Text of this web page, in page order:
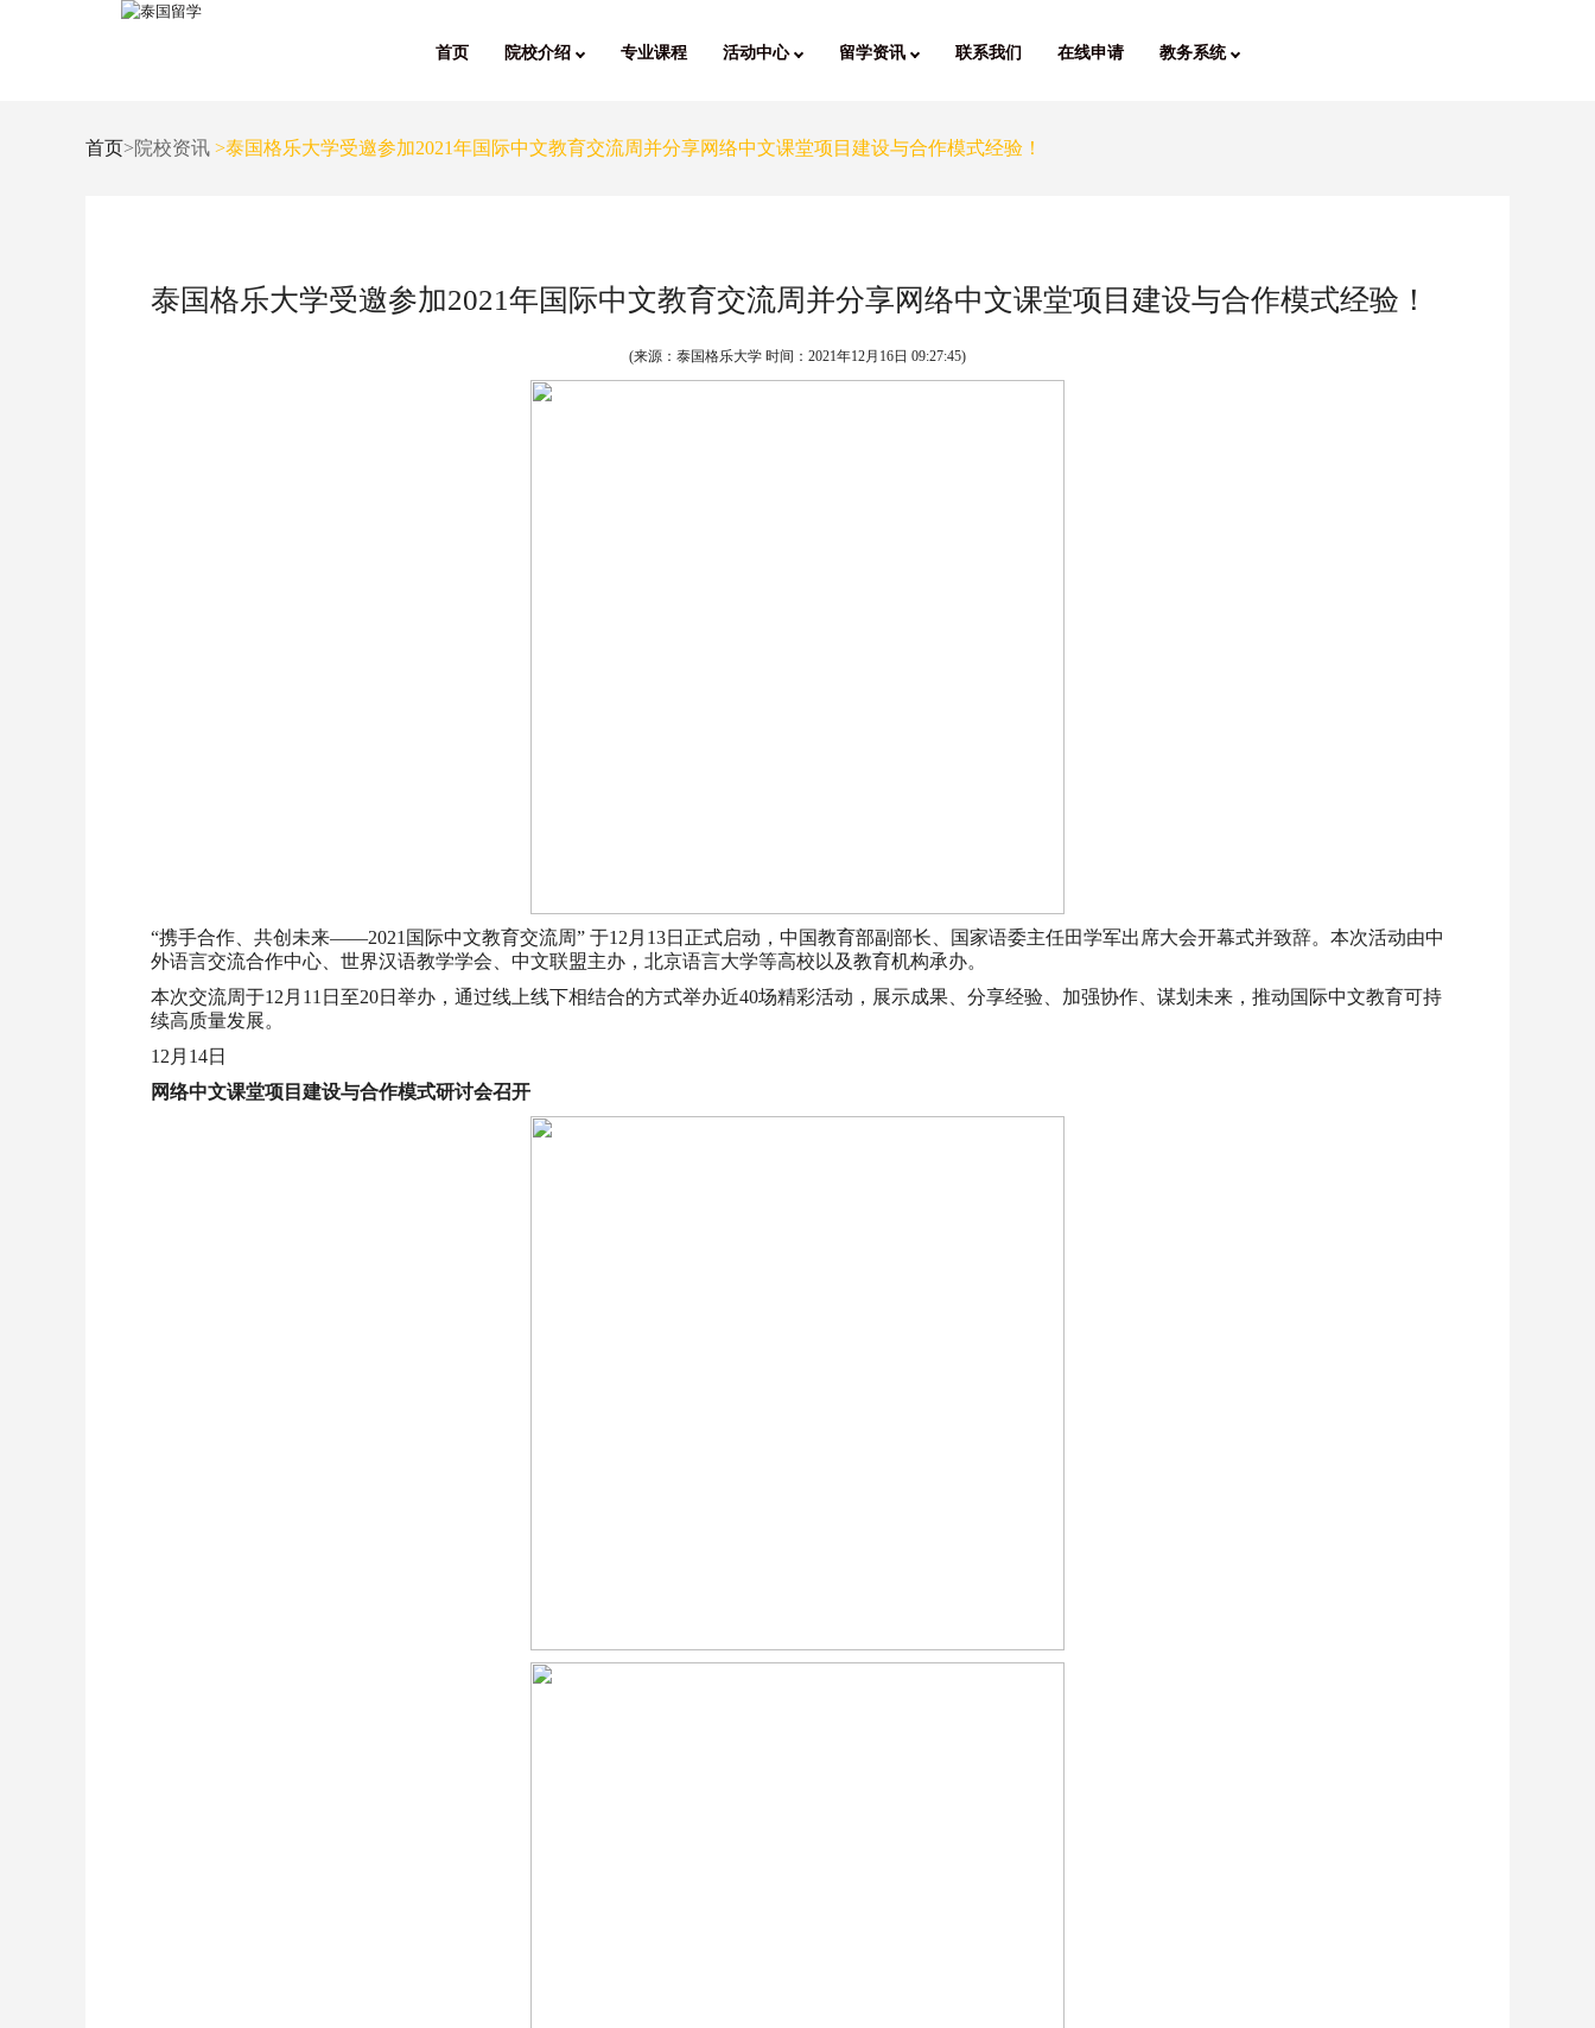
首页 院校介绍 专业课程 活动中心 留学资讯 联系我们 在线申请 教务系统
首页>院校资讯 >泰国格乐大学受邀参加2021年国际中文教育交流周并分享网络中文课堂项目建设与合作模式经验！
泰国格乐大学受邀参加2021年国际中文教育交流周并分享网络中文课堂项目建设与合作模式经验！
(来源：泰国格乐大学 时间： 2021年12月16日 09:27:45)
“携手合作、共创未来——2021国际中文教育交流周” 于12月13日正式启动，中国教育部副部长、国家语委主任田学军出席大会开幕式并致辞。本次活动由中
外语言交流合作中心、世界汉语教学学会、中文联盟主办，北京语言大学等高校以及教育机构承办。
本次交流周于12月11日至20日举办，通过线上线下相结合的方式举办近40场精彩活动，展示成果、分享经验、加强协作、谋划未来，推动国际中文教育可持
续高质量发展。
12月14日
网络中文课堂项目建设与合作模式研讨会召开